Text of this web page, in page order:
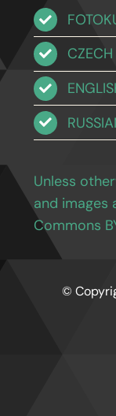
Unless
and images
Commons
©